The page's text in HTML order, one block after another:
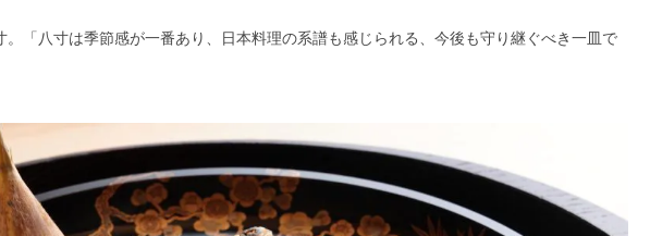
。「八寸は季節感が一番あり、日本料理の系譜も感じられる、今後も守り継ぐべき一皿で